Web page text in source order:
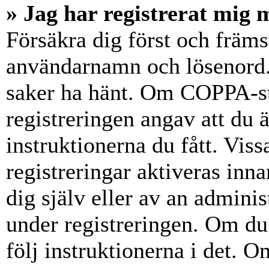
» Jag har registrerat mig
Försäkra dig först och
användarnamn och
saker ha hänt. Om
registreringen angav att du
instruktionerna du fått.
registreringar aktiveras
dig själv eller av an
under registreringen. Om
följ instruktionerna i det.